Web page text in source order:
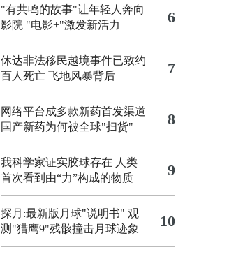
"有共鸣的故事"让年轻人奔向
影院 "电影+"激发新活力 6
休达非法移民越境事件已致约
百人死亡 飞地风暴背后 7
网络平台成多款新药首发渠道
国产新药为何被全球"扫货"
8
我科学家证实胶球存在 人类
首次看到由“力”构成的物质
9
探月:最新版月球"说明书" 观
测"猎鹰9"残骸撞击月球迹象
10